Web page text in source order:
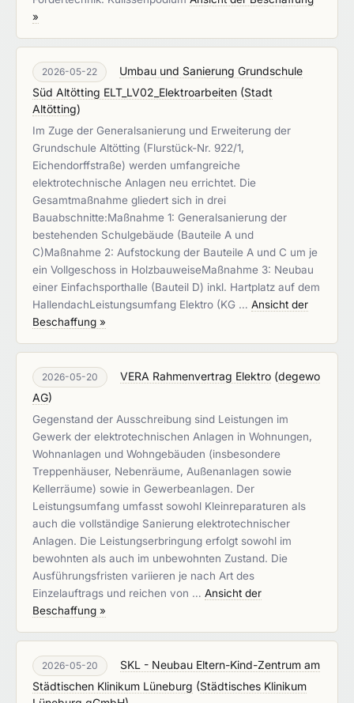
»
2026-05-22
Umbau und Sanierung Grundschule
Süd Altötting ELT_LV02_Elektroarbeiten (Stadt
Altötting)
Im Zuge der Generalsanierung und Erweiterung der
Grundschule Altötting (Flurstück-Nr. 922/1,
Eichendorffstraße) werden umfangreiche
elektrotechnische Anlagen neu errichtet. Die
Gesamtmaßnahme gliedert sich in drei
Bauabschnitte:Maßnahme 1: Generalsanierung der
bestehenden Schulgebäude (Bauteile A und
C)Maßnahme 2: Aufstockung der Bauteile A und C um je
ein Vollgeschoss in HolzbauweiseMaßnahme 3: Neubau
einer Einfachsporthalle (Bauteil D) inkl. Hartplatz auf dem
HallendachLeistungsumfang Elektro (KG … Ansicht der
Beschaffung »
2026-05-20 VERA Rahmenvertrag Elektro (degewo
AG)
Gegenstand der Ausschreibung sind Leistungen im
Gewerk der elektrotechnischen Anlagen in Wohnungen,
Wohnanlagen und Wohngebäuden (insbesondere
Treppenhäuser, Nebenräume, Außenanlagen sowie
Kellerräume) sowie in Gewerbeanlagen. Der
Leistungsumfang umfasst sowohl Kleinreparaturen als
auch die vollständige Sanierung elektrotechnischer
Anlagen. Die Leistungserbringung erfolgt sowohl im
bewohnten als auch im unbewohnten Zustand. Die
Ausführungsfristen variieren je nach Art des
Einzelauftrags und reichen von … Ansicht der
Beschaffung »
2026-05-20
SKL - Neubau Eltern-Kind-Zentrum am
Städtischen Klinikum Lüneburg (Städtisches Klinikum